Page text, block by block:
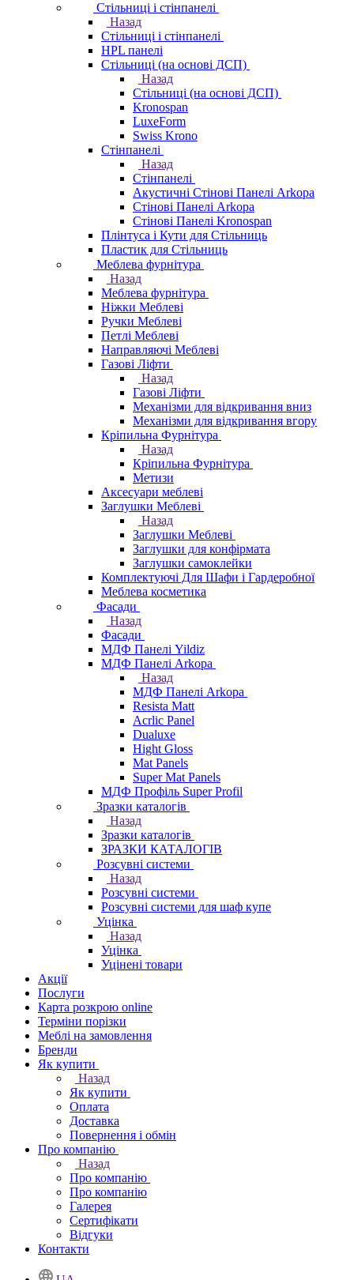
Стільниці і стінпанелі
Назад
Стільниці і стінпанелі
HPL панелі
Стільниці (на основі ДСП)
Назад
Стільниці (на основі ДСП)
Kronospan
LuxeForm
Swiss Krono
Стінпанелі
Назад
Стінпанелі
Акустичні Стінові Панелі Аrkopa
Стінові Панелі Arkopa
Стінові Панелі Kronospan
Плінтуса і Кути для Стільниць
Пластик для Стільниць
Меблева фурнітура
Назад
Меблева фурнітура
Ніжки Меблеві
Ручки Меблеві
Петлі Меблеві
Направляючі Меблеві
Газові Ліфти
Назад
Газові Ліфти
Механізми для відкривання вниз
Механізми для відкривання вгору
Кріпильна Фурнітура
Назад
Кріпильна Фурнітура
Метизи
Аксесуари меблеві
Заглушки Меблеві
Назад
Заглушки Меблеві
Заглушки для конфірмата
Заглушки самоклейки
Комплектуючі Для Шафи і Гардеробної
Меблева косметика
Фасади
Назад
Фасади
МДФ Панелі Yildiz
МДФ Панелі Arkopa
Назад
МДФ Панелі Arkopa
Resista Matt
Acrlic Panel
Dualuxe
Hight Gloss
Mat Panels
Super Mat Panels
МДФ Профіль Super Profil
Зразки каталогів
Назад
Зразки каталогів
ЗРАЗКИ КАТАЛОГІВ
Розсувні системи
Назад
Розсувні системи
Розсувні системи для шаф купе
Уцінка
Назад
Уцінка
Уцінені товари
Акції
Послуги
Карта розкрою online
Терміни порізки
Меблі на замовлення
Бренди
Як купити
Назад
Як купити
Оплата
Доставка
Повернення і обмін
Про компанію
Назад
Про компанію
Про компанію
Галерея
Сертифікати
Відгуки
Контакти